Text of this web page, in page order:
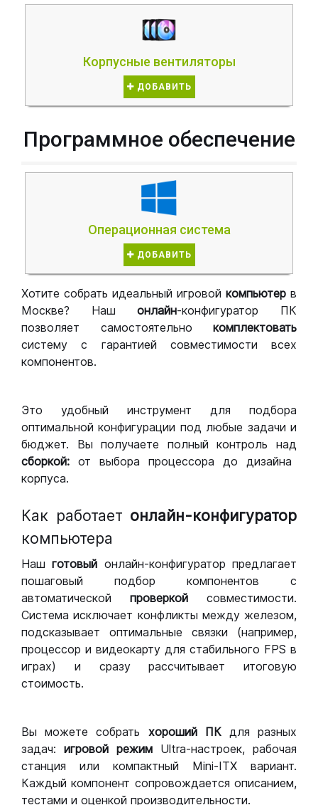
Корпусные вентиляторы
ДОБАВИТЬ
Программное обеспечение
Операционная система
ДОБАВИТЬ
Хотите собрать идеальный игровой компьютер в
Москве? Нашонлайн-конфигуратор ПК
позволяет самостоятельно комплектовать
систему с гарантией совместимости всех
компонентов.
Это удобный инструмент для подбора
оптимальной конфигурации под любые задачи и
бюджет. Вы получаете полный контроль над
сборкой: от выбора процессора до дизайна
корпуса.
Как работает онлайн-конфигуратор
компьютера
Нашготовый онлайн-конфигуратор предлагает
пошаговый подбор компонентов с
автоматической проверкой совместимости.
Система исключает конфликты между железом,
подсказывает оптимальные связки (например,
процессор и видеокарту для стабильного FPS в
играх) и сразу рассчитывает итоговую
стоимость.
Вы можете собрать хороший ПКдля разных
задач: игровой режим Ultra-настроек, рабочая
станция или компактный Mini-ITX вариант.
Каждый компонент сопровождается описанием,
тестами и оценкой производительности.